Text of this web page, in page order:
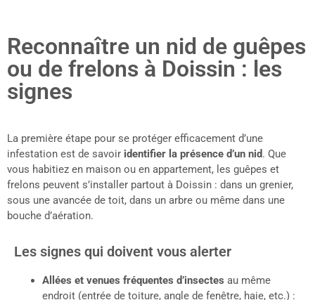
Reconnaître un nid de guêpes
ou de frelons à Doissin : les
signes
La première étape pour se protéger efficacement d’une
infestation est de savoir identifier la présence d’un nid. Que
vous habitiez en maison ou en appartement, les guêpes et
frelons peuvent s’installer partout à Doissin : dans un grenier,
sous une avancée de toit, dans un arbre ou même dans une
bouche d’aération.
Les signes qui doivent vous alerter
Allées et venues fréquentes d’insectes au même
endroit (entrée de toiture, angle de fenêtre, haie, etc.) :